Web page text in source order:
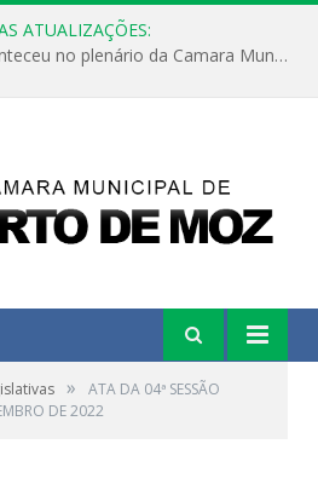
ATUALIZAÇÕES:
Hoje dia 05 de julho aconteceu no plenário da Camara Municipal de Porto de Moz a Sessão Solene de Abertura dos Trabalhos Legislativos 2º Período da 23ª Legislatura
»
ATA DA 04ª SESSÃO
DE 2022